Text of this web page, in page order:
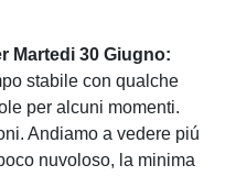
Martedi 30 Giugno:
stabile con qualche
per alcuni momenti.
Andiamo a vedere piú
nuvoloso, la minima